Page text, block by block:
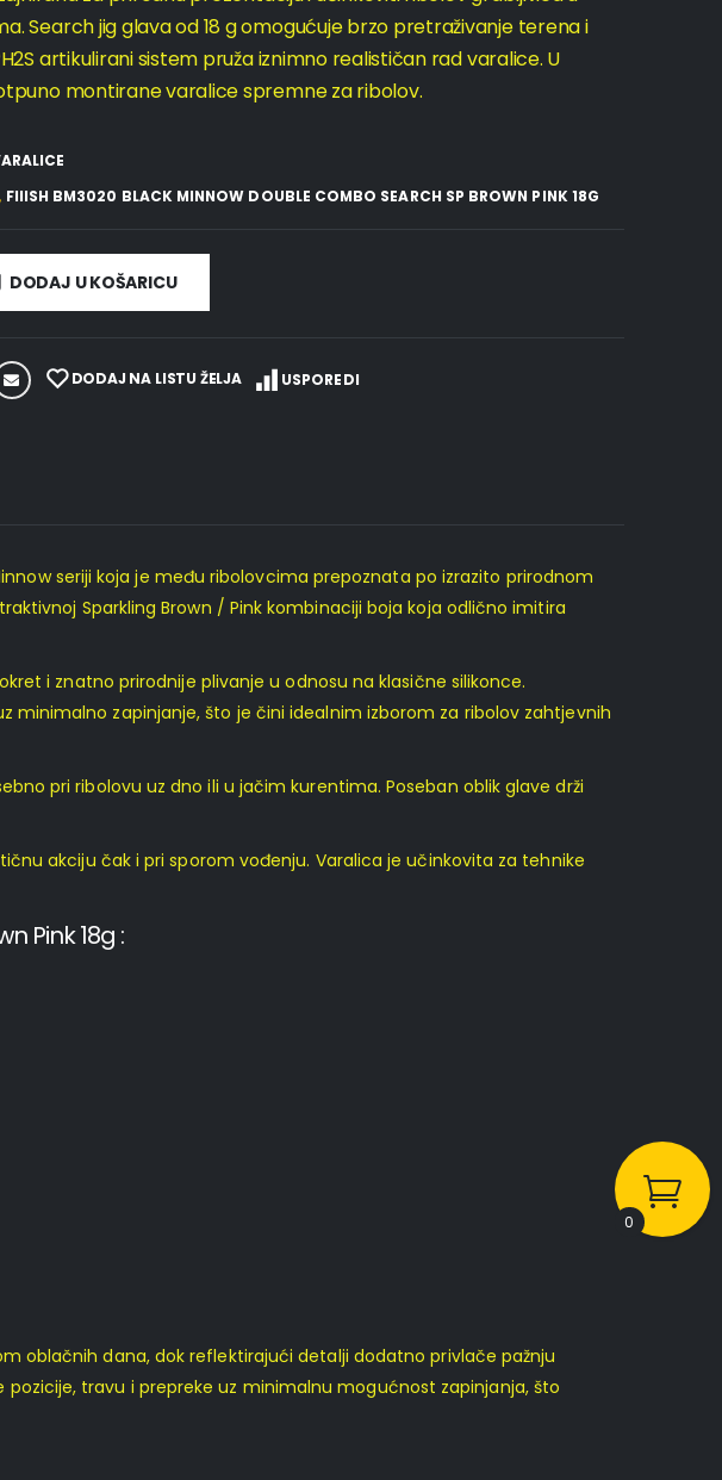
Search jig glava od 18 g omogućuje brzo pretraživanje terena i
artikulirani sistem pruža iznimno realističan rad varalice. U
montirane varalice spremne za ribolov.
, FIIISH BM3020 BLACK MINNOW DOUBLE COMBO SEARCH SP BROWN PINK 18G
DODAJ U KOŠARICU
DODAJ NA LISTU ŽELJA USPOREDI
seriji koja je među ribolovcima prepoznata po izrazito prirodnom
Sparkling Brown / Pink kombinaciji boja koja odlično imitira
i znatno prirodnije plivanje u odnosu na klasične silikonce.
minimalno zapinjanje, što je čini idealnim izborom za ribolov zahtjevnih
pri ribolovu uz dno ili u jačim kurentima. Poseban oblik glave drži
akciju čak i pri sporom vođenju. Varalica je učinkovita za tehnike
Pink 18g :
oblačnih dana, dok reflektirajući detalji dodatno privlače pažnju
travu i prepreke uz minimalnu mogućnost zapinjanja, što
0